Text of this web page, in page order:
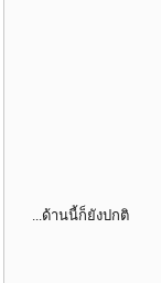
...ด้านนี้ก็ยังปกติ